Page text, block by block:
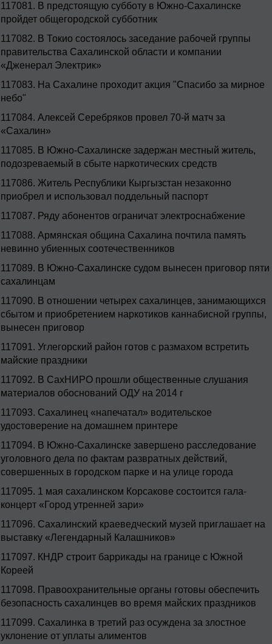
117081. В предстоящую субботу в Южно-Сахалинске
пройдет общегородской субботник
117082. В Токио состоялось заседание рабочей группы
правительства Сахалинской области и компании
«Дженерал Электрик»
117083. На Сахалине проходит акция "Спасибо за мирное
небо"
117084. Алексей Серебряков провел 70-й матч за
«Сахалин»
117085. В Южно-Сахалинске задержан местный житель,
подозреваемый в сбыте наркотических средств
117086. Житель Республики Кыргызстан незаконно
приобрел и использовал поддельный паспорт
117087. Ряду абонентов ограничат электроснабжение
117088. Армянская община Сахалина почтила память
невинно убиенных соотечественников
117089. В Южно-Сахалинске судом вынесен приговор пяти
сахалинцам
117090. В отношении четырех сахалинцев, занимающихся
сбытом и приобретением наркотиков каннабисной группы,
вынесен приговор
117091. Углегорский район готов с размахом встретить
майские праздники
117092. В СахНИРО прошли общественные слушания
материалов обоснований ОДУ на 2014 г
117093. Сахалинец «напечатал» водительское
удостоверение на домашнем принтере
117094. В Южно-Сахалинске завершено расследование
уголовного дела по фактам развратных действий,
совершенных в городском парке и на улице города
117095. 1 мая сахалинском Корсакове состоится гала-
концерт «Город утренней зари»
117096. Сахалинский краеведческий музей приглашает на
выставку «Легендарный Калашников»
117097. КНДР строит баррикады на границе с Южной
Кореей
117098. Правоохранительные органы готовы обеспечить
безопасность сахалинцев во время майских праздников
117099. Сахалинка в третий раз осуждена за злостное
уклонение от уплаты алиментов